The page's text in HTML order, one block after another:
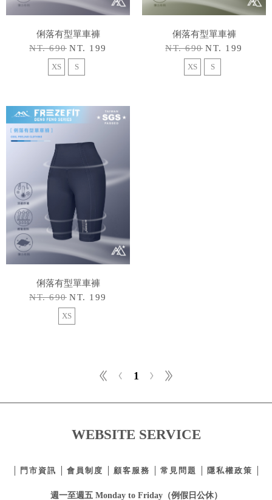
俐落有型單車褲
NT. 690 NT. 199
XS S
俐落有型單車褲
NT. 690 NT. 199
XS S
俐落有型單車褲
NT. 690 NT. 199
XS
1
WEBSITE SERVICE
門市資訊 會員制度 顧客服務 常見問題 隱私權政策
週一至週五 Monday to Friday（例假日公休）